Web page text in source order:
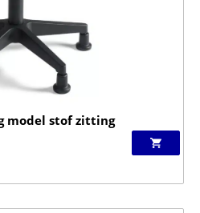
model stof zitting